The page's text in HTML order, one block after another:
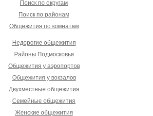
Поиск по округам
Поиск по районам
Общежития по комнатам
Недорогие общежития
Районы Подмосковья
Общежития у аэропортов
Общежития у вокзалов
Двухместные общежития
Семейные общежития
Женские общежития